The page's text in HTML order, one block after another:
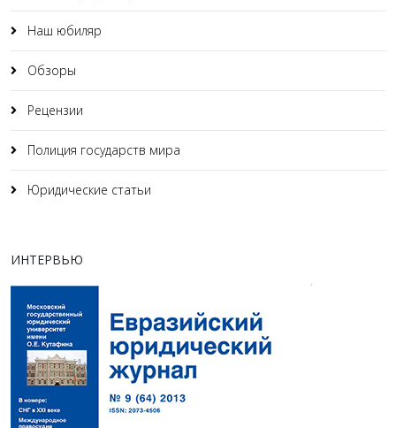
Наш юбиляр
Обзоры
Рецензии
Полиция государств мира
Юридические статьи
ИНТЕРВЬЮ